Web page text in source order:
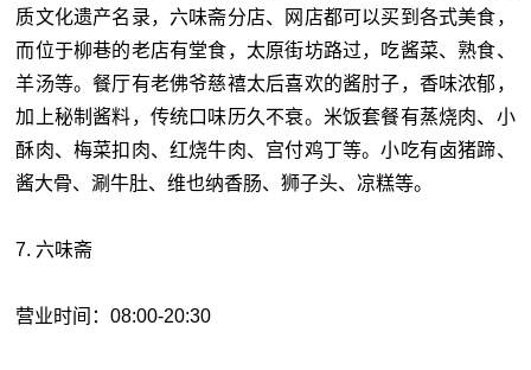
质文化遗产名录，六味斋分店、网店都可以买到各式美食，
而位于柳巷的老店有堂食，太原街坊路过，吃酱菜、熟食、
羊汤等。餐厅有老佛爷慈鿋太后喜欢的酱肘子，香味浓郁，
加上秘制酱料，传统口味历久不衰。米饭套餐有蒸烧肉、小
酥肉、梅菜扣肉、红烧牛肉、宫付鸡丁等。小吃有卤猪蹄、
酱大骨、涮牛肚、维也纳香肠、狮子头、凉糕等。
7. 六味斋
营业时间：08:00-20:30